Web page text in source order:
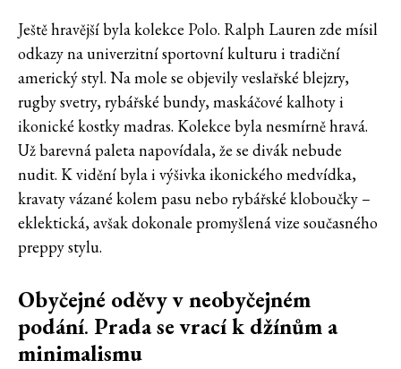
Ještě hravější byla kolekce Polo. Ralph Lauren zde mísil
odkazy na univerzitní sportovní kulturu i tradiční
americký styl. Na mole se objevily veslařské blejzry,
rugby svetry, rybářské bundy, maskáčové kalhoty i
ikonické kostky madras. Kolekce byla nesmírně hravá.
Už barevná paleta napovídala, že se divák nebude
nudit. K vidění byla i výšivka ikonického medvídka,
kravaty vázané kolem pasu nebo rybářské kloboučky –
eklektická, avšak dokonale promyšlená vize současného
preppy stylu.
Obyčejné oděvy v neobyčejném
podání. Prada se vrací k džínům a
minimalismu